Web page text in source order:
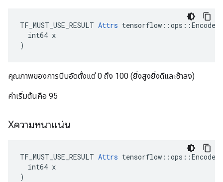
TF_MUST_USE_RESULT Attrs
  int64 x
)
คุณภาพของการบีบอัดตั้งแต่ 0 ถึง 100 (ยิ่งสูงยิ่งดีและช้าลง)
ค่าเริ่มต้นคือ 95
Xความหนาแน่น
TF_MUST_USE_RESULT Attrs
  int64 x
)